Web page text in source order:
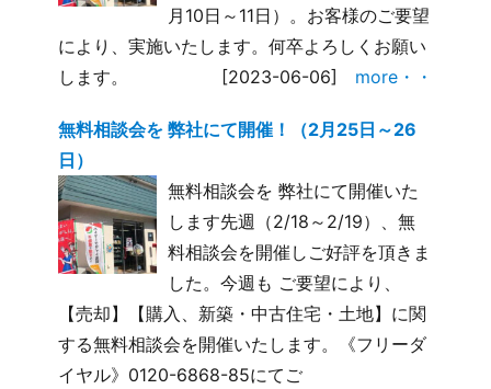
月10日～11日）。お客様のご要望
により、実施いたします。何卒よろしくお願い
します。
[2023-06-06] more・・
無料相談会を 弊社にて開催！（2月25日～26
日）
無料相談会を 弊社にて開催いた
します先週（2/18～2/19）、無
料相談会を開催しご好評を頂きま
した。今週も ご要望により、
【売却】【購入、新築・中古住宅・土地】に関
する無料相談会を開催いたします。《フリーダ
イヤル》0120-6868-85にてご